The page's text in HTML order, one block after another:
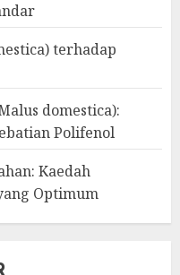
terhadap
domestica):
Polifenol
Kaedah
Optimum